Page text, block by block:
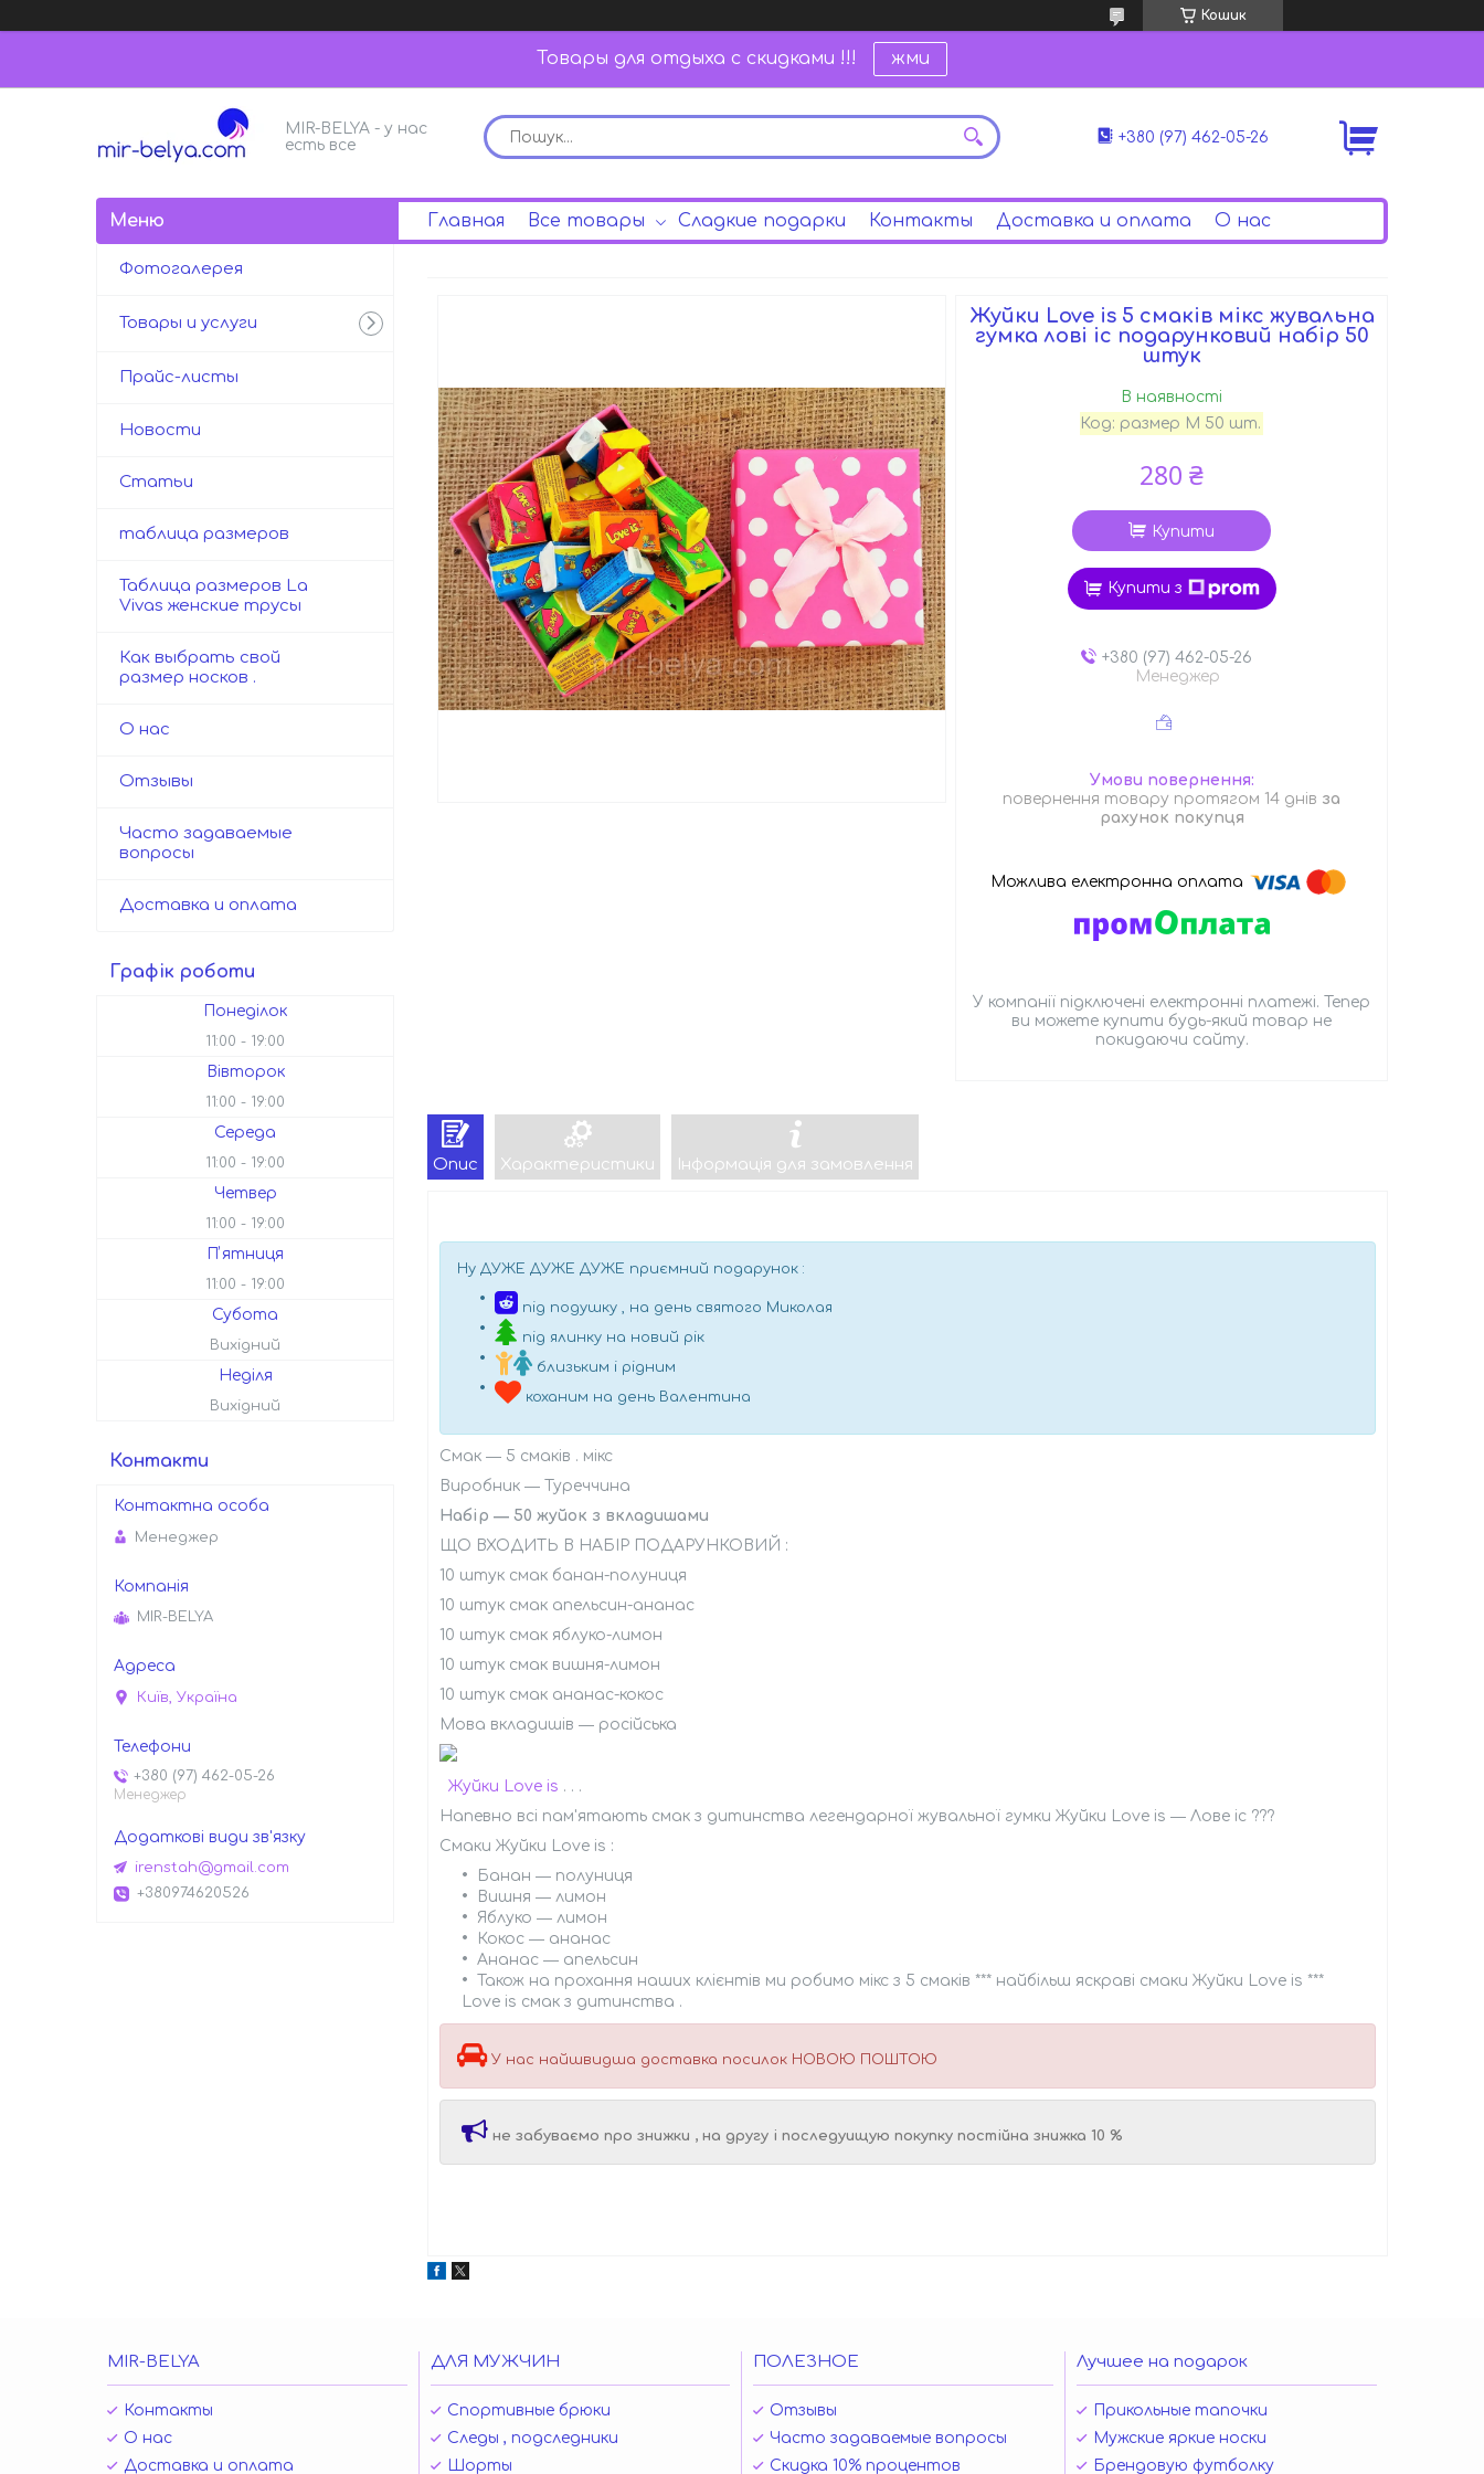
Кошик
Товары для отдыха с скидками !!! жми
MIR-BELYA - у нас
есть все
+380 (97) 462-05-26
Главная Все товары Сладкие подарки Контакты Доставка и оплата О нас
Жуйки Love is 5 смаків мікс жувальна
гумка лові іс подарунковий набір 50
штук
В наявності
Код: размер М 50 шт.
280 ₴
Купити
Купити з
+380 (97) 462-05-26
Менеджер
повернення товару протягом 14 днів за
рахунок покупця
У компанії підключені електронні платежі. Тепер
ви можете купити будь-який товар не
покидаючи сайту.
Опис Характеристики Інформація для замовлення
Ну ДУЖЕ ДУЖЕ ДУЖЕ приємний подарунок :
під подушку , на день святого Миколая
під ялинку на новий рік
близьким і рідним
коханим на день Валентина
Смак ― 5 смаків . мікс
Виробник ― Туреччина
Набір ― 50 жуйок з вкладишами
ЩО ВХОДИТЬ В НАБІР ПОДАРУНКОВИЙ :
10 штук смак банан-полуниця
10 штук смак апельсин-ананас
10 штук смак яблуко-лимон
10 штук смак вишня-лимон
10 штук смак ананас-кокос
Мова вкладишів ― російська
Жуйки Love is . . .
Напевно всі пам'ятають смак з дитинства легендарної жувальної гумки Жуйки Love is ― Лове іс ???
Смаки Жуйки Love is :
Банан ― полуниця
Вишня ― лимон
Яблуко ― лимон
Кокос ― ананас
Ананас ― апельсин
Також на прохання наших клієнтів ми робимо мікс з 5 смаків *** найбільш яскраві смаки Жуйки Love is ***
Love is смак з дитинства .
У нас найшвидша доставка посилок НОВОЮ ПОШТОЮ
не забуваємо про знижки , на другу і последуищую покупку постійна знижка 10 %
Фотогалерея
Товары и услуги
Прайс-листы
Новости
Статьи
таблица размеров
Таблица размеров La
Vivas женские трусы
Как выбрать свой
размер носков .
О нас
Отзывы
Часто задаваемые
вопросы
Доставка и оплата
Графік роботи
Понеділок
11:00 19:00
Вівторок
11:00 19:00
Середа
11:00 19:00
Четвер
11:00 19:00
Пʼятниця
11:00 19:00
Субота
Вихідний
Неділя
Вихідний
Контакти
Менеджер
MIR-BELYA
Київ, Україна
+380 (97) 462-05-26
Менеджер
irenstah@gmail.com
+380974620526
MIR-BELYA
Контакты
О нас
Доставка и оплата
ДЛЯ МУЖЧИН
Спортивные брюки
Следы , подследники
Шорты
ПОЛЕЗНОЕ
Отзывы
Часто задаваемые вопросы
Скидка 10% процентов
Лучшее на подарок
Прикольные тапочки
Мужские яркие носки
Брендовую футболку